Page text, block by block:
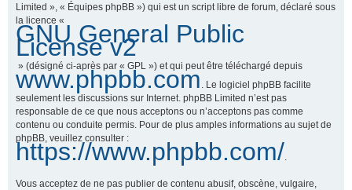
Limited », « Équipes phpBB ») qui est un script libre de forum, déclaré sous
la licence «
GNU General Public
License v2
» (désigné ci-après par « GPL ») et qui peut être téléchargé depuis
www.phpbb.com
. Le logiciel phpBB facilite
seulement les discussions sur Internet. phpBB Limited n’est pas
responsable de ce que nous acceptons ou n’acceptons pas comme
contenu ou conduite permis. Pour de plus amples informations au sujet de
phpBB, veuillez consulter :
https://www.phpbb.com/
Vous acceptez de ne pas publier de contenu abusif, obscène, vulgaire,